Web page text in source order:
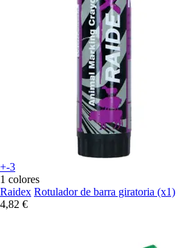
+-3
1 colores
Raidex Rotulador de barra giratoria (x1)
4,82 €